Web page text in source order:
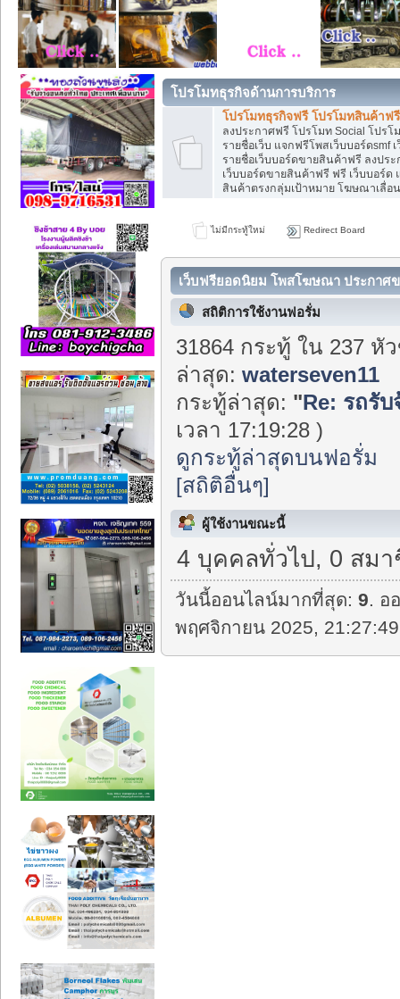
โปรโมทธุรกิจด้านการบริการ
โปรโมทธุรกิจฟรี โปรโมทสินค้าฟรี
ลงประกาศฟรี โปรโมท Social โปรโ
รายชื่อเว็บ แจกฟรีโพสเว็บบอร์ดsmf
รายชื่อเว็บบอร์ดขายสินค้าฟรี ลงประ
เว็บบอร์ดขายสินค้าฟรี ฟรี เว็บบอร์ด
สินค้าตรงกลุ่มเป้าหมาย โฆษณาเลื่อ
ไม่มีกระทู้ใหม่ Redirect Board
เว็บฟรียอดนิยม โพสโฆษณา ประกาศ
Centerสถิติการใช้งานฟอรั่ม
31864 กระทู้ ใน 237
ล่าสุด:waterseven11
กระทู้ล่าสุด: "Re: รถรับ
เวลา 17:19:28 )
ดูกระทู้ล่าสุดบนฟอรั่ม
[สถิติอื่นๆ]
ผู้ใช้งานขณะนี้
4 บุคคลทั่วไป, 0 สม
วันนี้ออนไลน์มากที่สุด:9. อ
พฤศจิกายน 2025,